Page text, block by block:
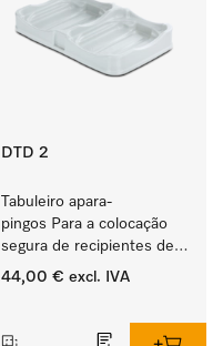
DTD 2
Tabuleiro apara-
pingos Para a colocação
segura de recipientes de
produtos ProCare.
44,00 € excl. IVA